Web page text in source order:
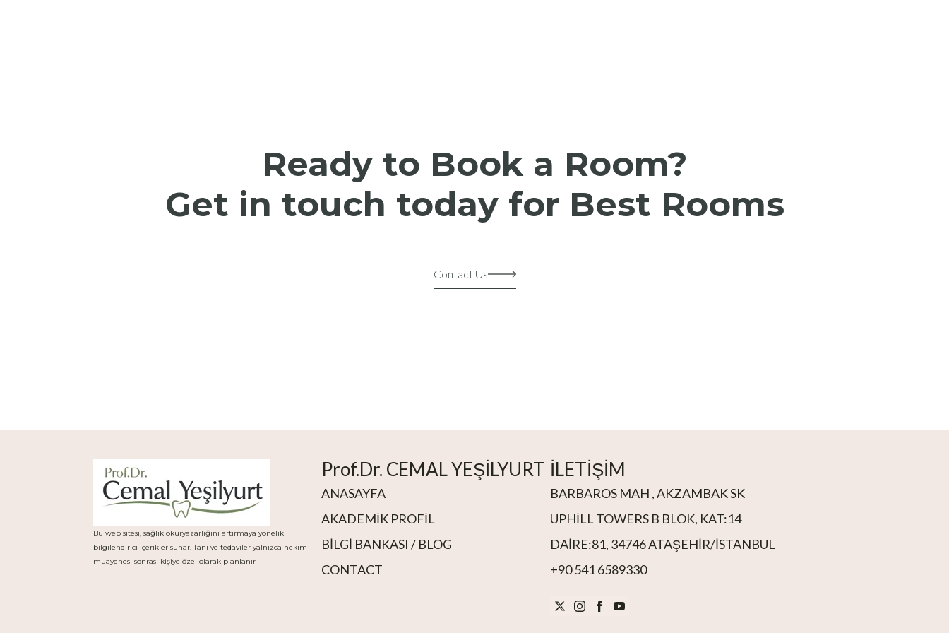
Ready to Book a Room?
Get in touch today for Best Rooms
Contact Us
Bu web sitesi, sağlık okuryazarlığını artırmaya yönelik
bilgilendirici içerikler sunar. Tanı ve tedaviler yalnızca hekim
muayenesi sonrası kişiye özel olarak planlanır
Prof.Dr. CEMAL YEŞİLYURT
ANASAYFA
AKADEMIK PROFIL
BILGI BANKASI / BLOG
CONTACT
İLETİŞİM
BARBAROS MAH , AKZAMBAK SK
UPHILL TOWERS B BLOK, KAT:14
DAIRE:81, 34746 ATAŞEHIR/İSTANBUL
+90 541 6589330